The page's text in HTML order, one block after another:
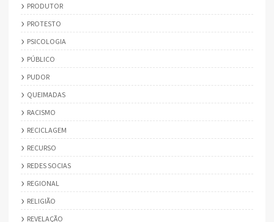
PRODUTOR
PROTESTO
PSICOLOGIA
PÚBLICO
PUDOR
QUEIMADAS
RACISMO
RECICLAGEM
RECURSO
REDES SOCIAS
REGIONAL
RELIGIÃO
REVELAÇÃO